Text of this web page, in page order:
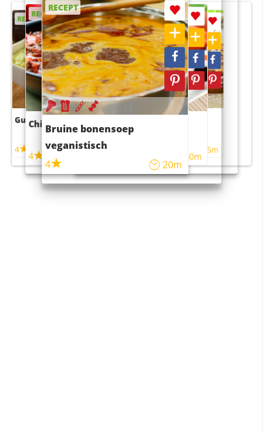
RECEPT
Guacamole
4
RECEPT
Chili con carne
4 45m
RECEPT
Bruine bonensoep
veganistisch
4
20m
RECEPT
Sushi rijstsalade
maaltijdsalade
40m
RECEPT
4 55m